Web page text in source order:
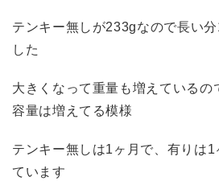
テンキー無しが233gなので長い
した
大きくなって重量も増えているの
容量は増えてる模様
テンキー無しは1ヶ月で、有りは
ています